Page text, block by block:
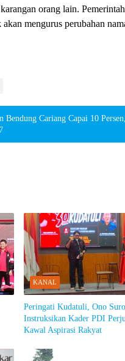
orang lain.
mengurus perubahan
Bendung Cariang Capai 10
KANAL
Peringati Kudatuli, Ono
Instruksikan Kader PDI
Kawal Aspirasi Rakyat